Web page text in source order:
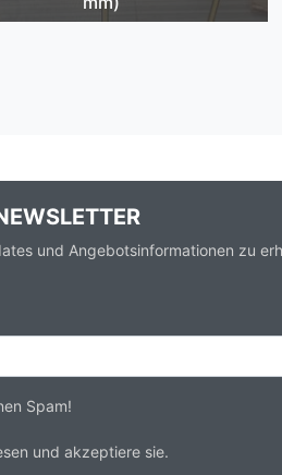
und Angebotsinformationen zu
Spam!
und akzeptiere sie.